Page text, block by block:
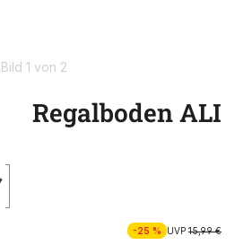
Bild 1 von 2
Regalboden ALI
-25 % UVP15,99 €